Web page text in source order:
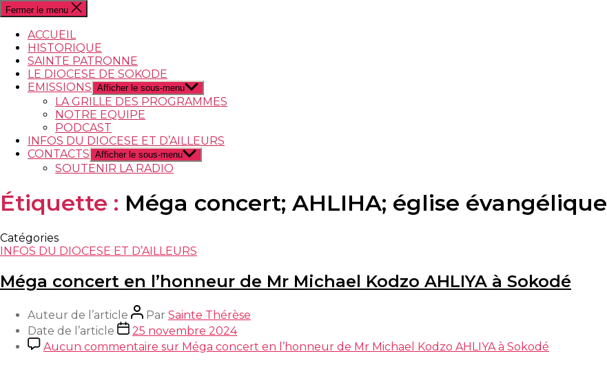
Fermer le menu
ACCUEIL
HISTORIQUE
SAINTE PATRONNE
LE DIOCESE DE SOKODE
EMISSIONS Afficher le sous-menu
LA GRILLE DES PROGRAMMES
NOTRE EQUIPE
PODCAST
INFOS DU DIOCESE ET D’AILLEURS
CONTACTS Afficher le sous-menu
SOUTENIR LA RADIO
Étiquette : Méga concert; AHLIHA; église évangélique
Catégories
INFOS DU DIOCESE ET D’AILLEURS
Méga concert en l’honneur de Mr Michael Kodzo AHLIYA à Sokodé
Auteur de l’article Par Sainte Thérèse
Date de l’article
25 novembre 2024
Aucun commentaire sur Méga concert en l’honneur de Mr Michael Kodzo AHLIYA à Sokodé